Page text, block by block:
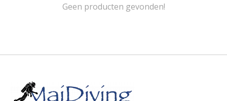
Geen producten gevonden!